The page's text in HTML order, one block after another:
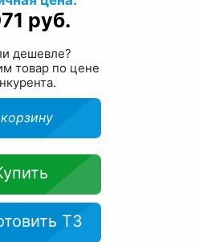
руб.
дешевле?
товар по цене
ТЗ